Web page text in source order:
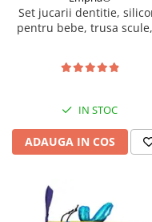
Set jucarii dentitie,
pentru bebe, trusa
IN STOC
ADAUGA IN COS